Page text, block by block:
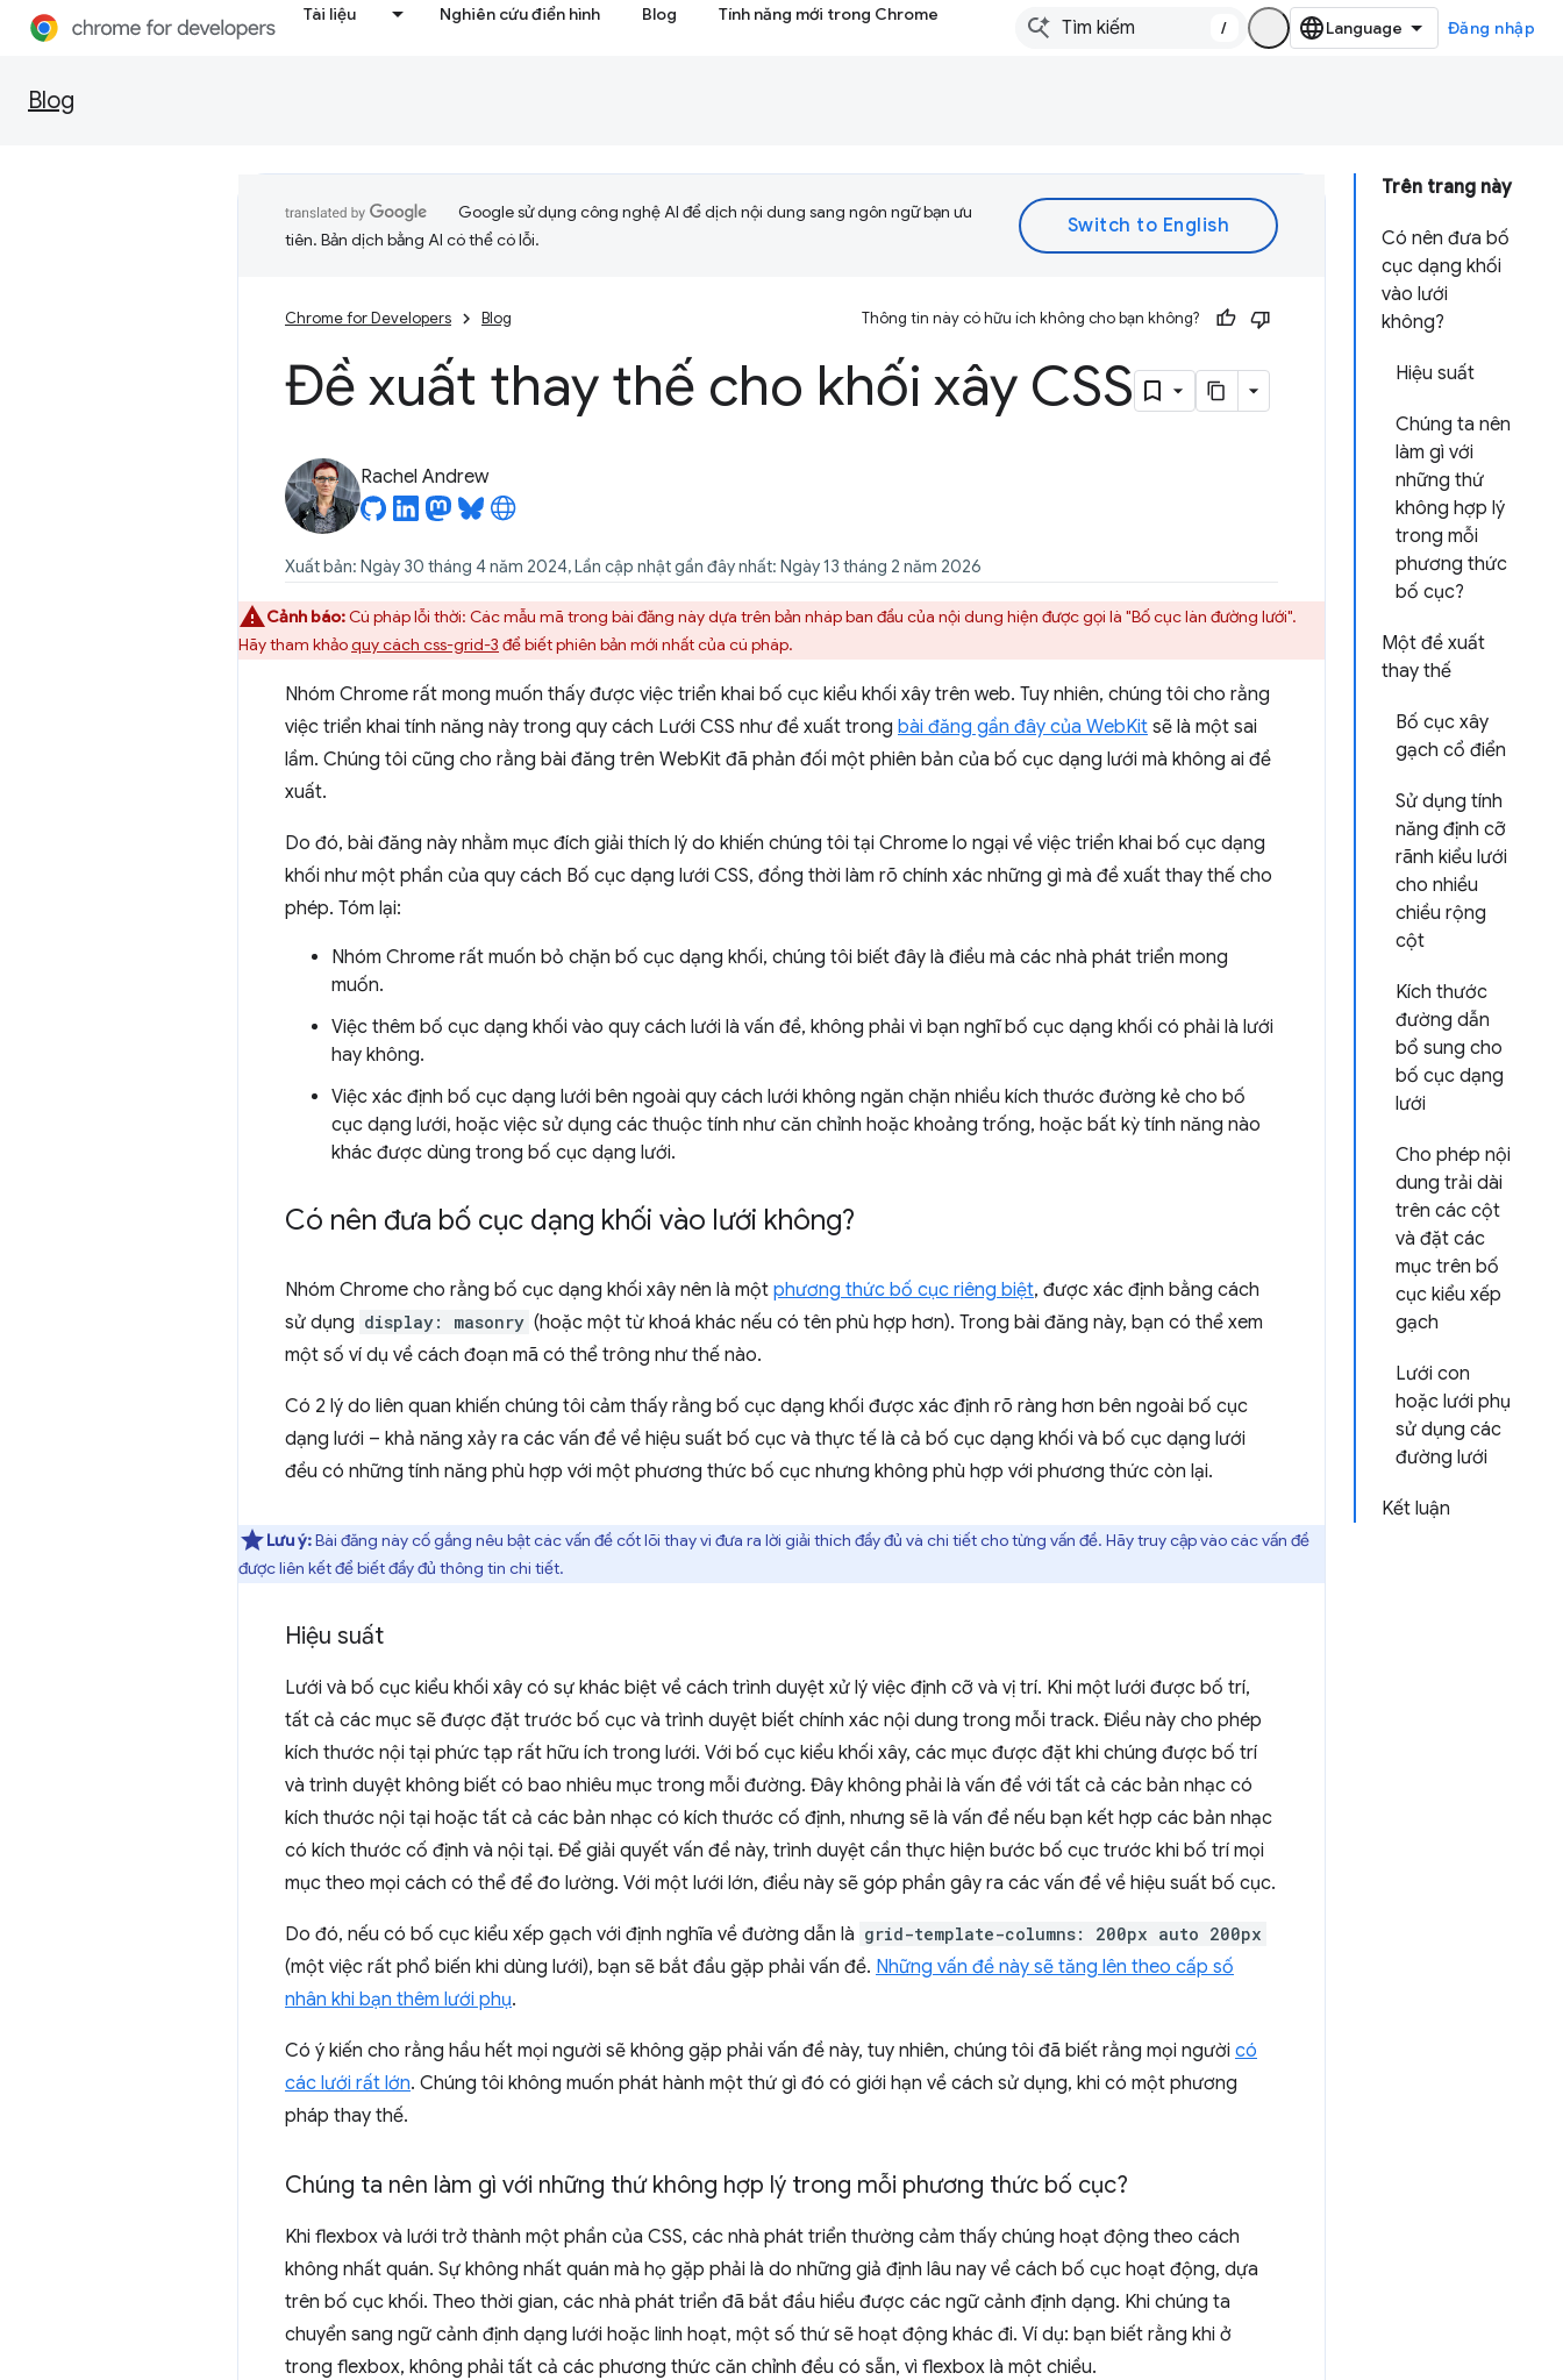
Tài liệu Nghiên cứu điển hình Blog Tính năng mới trong Chrome
/ Đăng nhập
Blog
Trên trang này
Có nên đưa bố
cục dạng khối
vào lưới
không?
Hiệu suất
Chúng ta nên
làm gì với
những thứ
không hợp lý
trong mỗi
phương thức
bố cục?
Một đề xuất
thay thế
Bố cục xây
gạch cổ điển
Sử dụng tính
năng định cỡ
rãnh kiểu lưới
cho nhiều
chiều rộng
cột
Kích thước
đường dẫn
bổ sung cho
bố cục dạng
lưới
Cho phép nội
dung trải dài
trên các cột
và đặt các
mục trên bố
cục kiểu xếp
gạch
Lưới con
hoặc lưới phụ
sử dụng các
đường lưới
Kết luận
Google sử dụng công nghệ AI để dịch nội dung sang ngôn ngữ bạn ưu
tiên. Bản dịch bằng AI có thể có lỗi.
Chrome for Developers Blog Thông tin này có hữu ích không cho bạn không?
Đề xuất thay thế cho khối xây CSS
Rachel Andrew
Xuất bản: Ngày 30 tháng 4 năm 2024, Lần cập nhật gần đây nhất: Ngày 13 tháng 2 năm 2026
Cảnh báo:Cú pháp lỗi thời: Các mẫu mã trong bài đăng này dựa trên bản nháp ban đầu của nội dung hiện được gọi là "Bố cục làn đường lưới".
Hãy tham khảoquy cách css-grid-3 để biết phiên bản mới nhất của cú pháp.
Nhóm Chrome rất mong muốn thấy được việc triển khai bố cục kiểu khối xây trên web. Tuy nhiên, chúng tôi cho rằng
việc triển khai tính năng này trong quy cách Lưới CSS như đề xuất trong bài đăng gần đây của WebKit sẽ là một sai
lầm. Chúng tôi cũng cho rằng bài đăng trên WebKit đã phản đối một phiên bản của bố cục dạng lưới mà không ai đề
xuất.
Do đó, bài đăng này nhằm mục đích giải thích lý do khiến chúng tôi tại Chrome lo ngại về việc triển khai bố cục dạng
khối như một phần của quy cách Bố cục dạng lưới CSS, đồng thời làm rõ chính xác những gì mà đề xuất thay thế cho
phép. Tóm lại:
Nhóm Chrome rất muốn bỏ chặn bố cục dạng khối, chúng tôi biết đây là điều mà các nhà phát triển mong
muốn.
Việc thêm bố cục dạng khối vào quy cách lưới là vấn đề, không phải vì bạn nghĩ bố cục dạng khối có phải là lưới
hay không.
Việc xác định bố cục dạng lưới bên ngoài quy cách lưới không ngăn chặn nhiều kích thước đường kẻ cho bố
cục dạng lưới, hoặc việc sử dụng các thuộc tính như căn chỉnh hoặc khoảng trống, hoặc bất kỳ tính năng nào
khác được dùng trong bố cục dạng lưới.
Có nên đưa bố cục dạng khối vào lưới không?
Nhóm Chrome cho rằng bố cục dạng khối xây nên là một phương thức bố cục riêng biệt, được xác định bằng cách
sử dụng display: masonry (hoặc một từ khoá khác nếu có tên phù hợp hơn). Trong bài đăng này, bạn có thể xem
một số ví dụ về cách đoạn mã có thể trông như thế nào.
Có 2 lý do liên quan khiến chúng tôi cảm thấy rằng bố cục dạng khối được xác định rõ ràng hơn bên ngoài bố cục
dạng lưới – khả năng xảy ra các vấn đề về hiệu suất bố cục và thực tế là cả bố cục dạng khối và bố cục dạng lưới
đều có những tính năng phù hợp với một phương thức bố cục nhưng không phù hợp với phương thức còn lại.
Lưu ý:Bài đăng này cố gắng nêu bật các vấn đề cốt lõi thay vì đưa ra lời giải thích đầy đủ và chi tiết cho từng vấn đề. Hãy truy cập vào các vấn đề
được liên kết để biết đầy đủ thông tin chi tiết.
Hiệu suất
Lưới và bố cục kiểu khối xây có sự khác biệt về cách trình duyệt xử lý việc định cỡ và vị trí. Khi một lưới được bố trí,
tất cả các mục sẽ được đặt trước bố cục và trình duyệt biết chính xác nội dung trong mỗi track. Điều này cho phép
kích thước nội tại phức tạp rất hữu ích trong lưới. Với bố cục kiểu khối xây, các mục được đặt khi chúng được bố trí
và trình duyệt không biết có bao nhiêu mục trong mỗi đường. Đây không phải là vấn đề với tất cả các bản nhạc có
kích thước nội tại hoặc tất cả các bản nhạc có kích thước cố định, nhưng sẽ là vấn đề nếu bạn kết hợp các bản nhạc
có kích thước cố định và nội tại. Để giải quyết vấn đề này, trình duyệt cần thực hiện bước bố cục trước khi bố trí mọi
mục theo mọi cách có thể để đo lường. Với một lưới lớn, điều này sẽ góp phần gây ra các vấn đề về hiệu suất bố cục.
Do đó, nếu có bố cục kiểu xếp gạch với định nghĩa về đường dẫn là grid-template-columns: 200px auto 200px
(một việc rất phổ biến khi dùng lưới), bạn sẽ bắt đầu gặp phải vấn đề. Những vấn đề này sẽ tăng lên theo cấp số
nhân khi bạn thêm lưới phụ.
Có ý kiến cho rằng hầu hết mọi người sẽ không gặp phải vấn đề này, tuy nhiên, chúng tôi đã biết rằng mọi người có
các lưới rất lớn. Chúng tôi không muốn phát hành một thứ gì đó có giới hạn về cách sử dụng, khi có một phương
pháp thay thế.
Chúng ta nên làm gì với những thứ không hợp lý trong mỗi phương thức bố cục?
Khi flexbox và lưới trở thành một phần của CSS, các nhà phát triển thường cảm thấy chúng hoạt động theo cách
không nhất quán. Sự không nhất quán mà họ gặp phải là do những giả định lâu nay về cách bố cục hoạt động, dựa
trên bố cục khối. Theo thời gian, các nhà phát triển đã bắt đầu hiểu được các ngữ cảnh định dạng. Khi chúng ta
chuyển sang ngữ cảnh định dạng lưới hoặc linh hoạt, một số thứ sẽ hoạt động khác đi. Ví dụ: bạn biết rằng khi ở
trong flexbox, không phải tất cả các phương thức căn chỉnh đều có sẵn, vì flexbox là một chiều.